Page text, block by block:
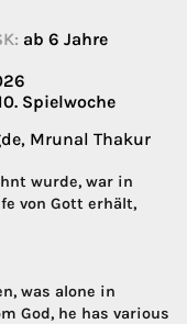
ab 6 Jahre
Spielwoche
Mrunal Thakur
wurde, war in
von Gott erhält,
was alone in
God, he has various